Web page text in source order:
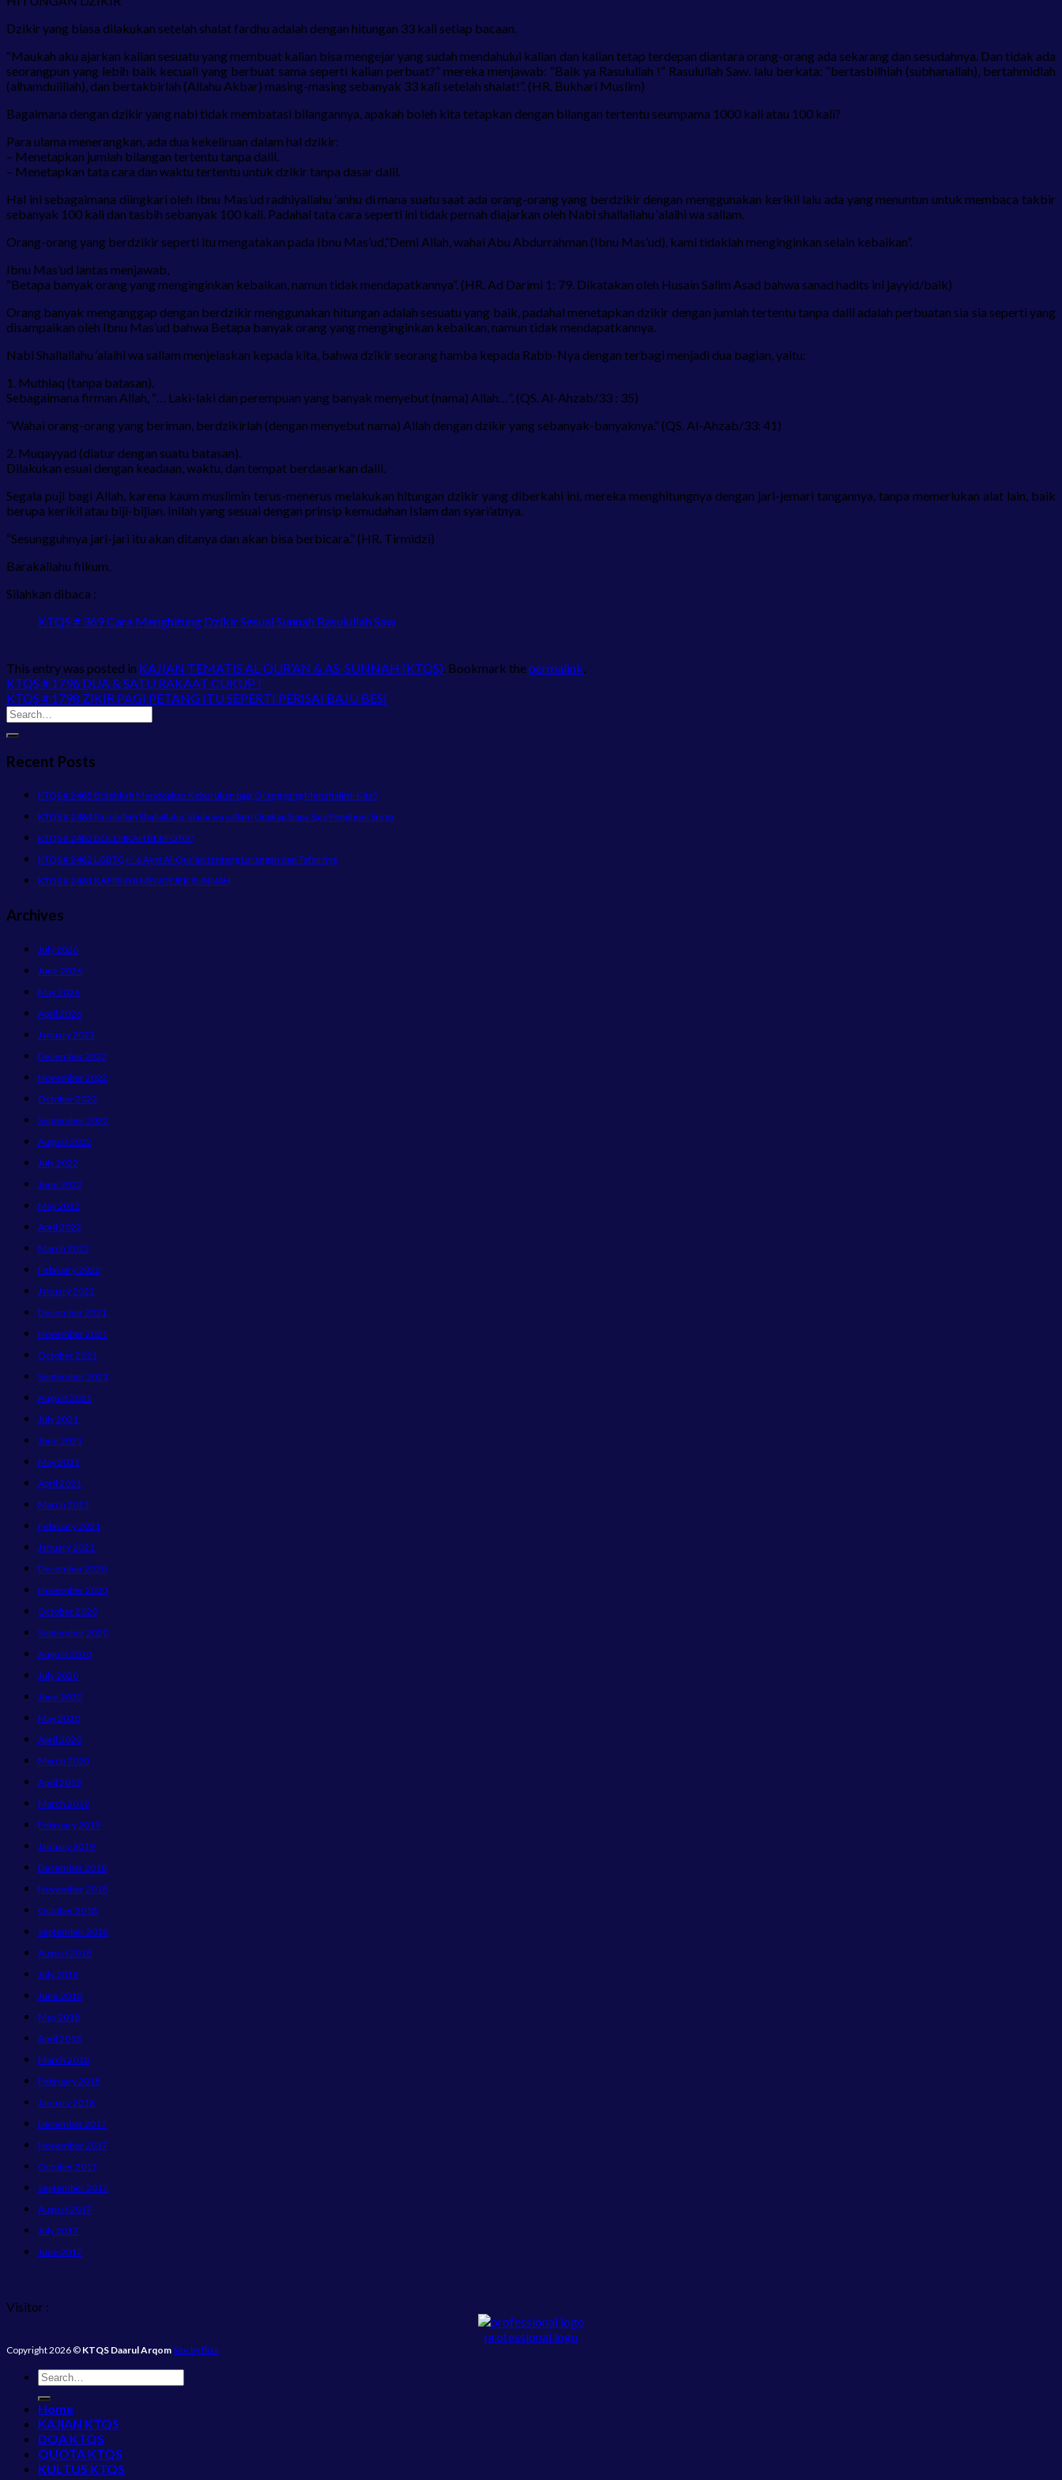
Dzikir yang biasa dilakukan setelah shalat fardhu adalah dengan hitungan 33 kali setiap bacaan.
“Maukah aku ajarkan kalian sesuatu yang membuat kalian bisa mengejar yang sudah mendahului kalian dan kalian tetap terdepan diantara orang-orang ada sekarang dan sesudahnya. Dan tidak ada
seorangpun yang lebih baik kecuali yang berbuat sama seperti kalian perbuat?” mereka menjawab: “Baik ya Rasulullah !” Rasulullah Saw. lalu berkata: “bertasbilhlah (subhanallah), bertahmidlah
(alhamdulillah), dan bertakbirlah (Allahu Akbar) masing-masing sebanyak 33 kali setelah shalat!”. (HR. Bukhari Muslim)
Bagaimana dengan dzikir yang nabi tidak membatasi bilangannya, apakah boleh kita tetapkan dengan bilangan tertentu seumpama 1000 kali atau 100 kali?
Para ulama menerangkan, ada dua kekeliruan dalam hal dzikir:
– Menetapkan jumlah bilangan tertentu tanpa dalil.
– Menetapkan tata cara dan waktu tertentu untuk dzikir tanpa dasar dalil.
Hal ini sebagaimana diingkari oleh Ibnu Mas’ud radhiyallahu ‘anhu di mana suatu saat ada orang-orang yang berdzikir dengan menggunakan kerikil lalu ada yang menuntun untuk membaca takbir
sebanyak 100 kali dan tasbih sebanyak 100 kali. Padahal tata cara seperti ini tidak pernah diajarkan oleh Nabi shallallahu ‘alaihi wa sallam.
Orang-orang yang berdzikir seperti itu mengatakan pada Ibnu Mas’ud,“Demi Allah, wahai Abu Abdurrahman (Ibnu Mas’ud), kami tidaklah menginginkan selain kebaikan”.
Ibnu Mas’ud lantas menjawab,
“Betapa banyak orang yang menginginkan kebaikan, namun tidak mendapatkannya”. (HR. Ad Darimi 1: 79. Dikatakan oleh Husain Salim Asad bahwa sanad hadits ini jayyid/baik)
Orang banyak menganggap dengan berdzikir menggunakan hitungan adalah sesuatu yang baik, padahal menetapkan dzikir dengan jumlah tertentu tanpa dalil adalah perbuatan sia sia seperti yang
disampaikan oleh Ibnu Mas’ud bahwa Betapa banyak orang yang menginginkan kebaikan, namun tidak mendapatkannya.
Nabi Shallallahu ‘alaihi wa sallam menjelaskan kepada kita, bahwa dzikir seorang hamba kepada Rabb-Nya dengan terbagi menjadi dua bagian, yaitu:
1. Muthlaq (tanpa batasan).
Sebagaimana firman Allah, “… Laki-laki dan perempuan yang banyak menyebut (nama) Allah…”. (QS. Al-Ahzab/33 : 35)
“Wahai orang-orang yang beriman, berdzikirlah (dengan menyebut nama) Allah dengan dzikir yang sebanyak-banyaknya.” (QS. Al-Ahzab/33: 41)
2. Muqayyad (diatur dengan suatu batasan).
Dilakukan esuai dengan keadaan, waktu, dan tempat berdasarkan dalil.
Segala puji bagi Allah, karena kaum muslimin terus-menerus melakukan hitungan dzikir yang diberkahi ini, mereka menghitungnya dengan jari-jemari tangannya, tanpa memerlukan alat lain, baik
berupa kerikil atau biji-bijian. Inilah yang sesuai dengan prinsip kemudahan Islam dan syari’atnya.
“Sesungguhnya jari-jari itu akan ditanya dan akan bisa berbicara.” (HR. Tirmidzi)
Barakallahu fiikum.
Silahkan dibaca :
KTQS # 369 Cara Menghitung Dzikir Sesuai Sunnah Rasulullah Saw
This entry was posted in KAJIAN TEMATIS AL-QUR’AN & AS-SUNNAH (KTQS). Bookmark thepermalink.
KTQS # 1796 DUA & SATU RAKAAT CUKUP !
KTQS # 1798 ZIKIR PAGI PETANG ITU SEPERTI PERISAI BAJU BESI
Recent Posts
KTQS # 2485 Bolehkah Mendoakan Keburukan bagi Orang yang Menzhalimi Kita?
KTQS # 2484 Rasulullah Shallallahu ‘alaihi wa sallam Ungkap Siapa Saja Penghuni Surga
KTQS # 2483 BOLEHKAH BERFOTO?
KTQS # 2482 LGBTQ+ : 6 Ayat Al-Qur’an tentang Larangan dan Tafsirnya
KTQS # 2481 KAFIRNYA MENGEJEK SUNNAH
Archives
July 2026
June 2026
May 2026
April 2026
January 2023
December 2022
November 2022
October 2022
September 2022
August 2022
July 2022
June 2022
May 2022
April 2022
March 2022
February 2022
January 2022
December 2021
November 2021
October 2021
September 2021
August 2021
July 2021
June 2021
May 2021
April 2021
March 2021
February 2021
January 2021
December 2020
November 2020
October 2020
September 2020
August 2020
July 2020
June 2020
May 2020
April 2020
March 2020
April 2019
March 2019
February 2019
January 2019
December 2018
November 2018
October 2018
September 2018
August 2018
July 2018
June 2018
May 2018
April 2018
March 2018
February 2018
January 2018
December 2017
November 2017
October 2017
September 2017
August 2017
July 2017
June 2017
Visitor :
professional logo
Copyright 2026 © KTQS Daarul ArqomSite by flixs
Home
KAJIAN KTQS
DOA KTQS
QUOTA KTQS
KULTUS KTQS